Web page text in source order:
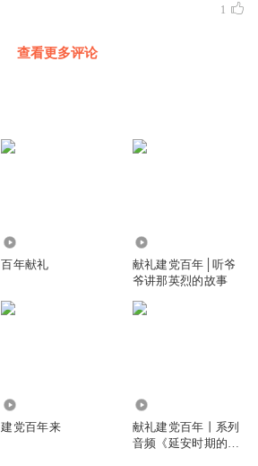
1
查看更多评论
百年献礼
献礼建党百年│听爷
爷讲那英烈的故事
建党百年来
献礼建党百年丨系列
音频《延安时期的出